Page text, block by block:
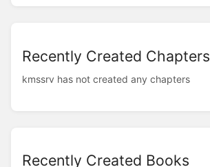
Recently Created Chapters
kmssrv has not created any chapters
Recently Created Books